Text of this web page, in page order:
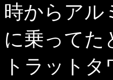
時からアル
に乗ってた
トラット